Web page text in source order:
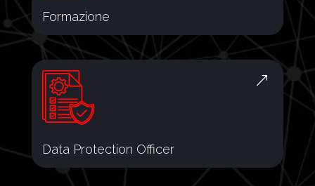
Formazione
Data Protection Officer
&